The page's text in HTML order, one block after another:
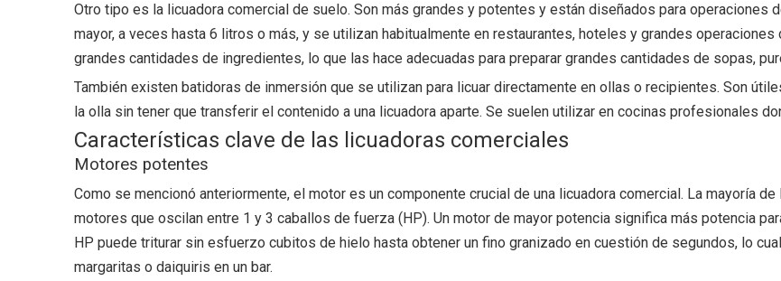
Otro tipo es la licuadora comercial de suelo. Son más grandes y potentes y están diseñados para operaciones
mayor, a veces hasta 6 litros o más, y se utilizan habitualmente en restaurantes, hoteles y grandes
grandes cantidades de ingredientes, lo que las hace adecuadas para preparar grandes cantidades de sopas,
También existen batidoras de inmersión que se utilizan para licuar directamente en ollas o recipientes. Son
la olla sin tener que transferir el contenido a una licuadora aparte. Se suelen utilizar en cocinas profesionales
Características clave de las licuadoras comerciales
Motores potentes
Como se mencionó anteriormente, el motor es un componente crucial de una licuadora comercial. La mayoría
motores que oscilan entre 1 y 3 caballos de fuerza (HP). Un motor de mayor potencia significa más potencia
HP puede triturar sin esfuerzo cubitos de hielo hasta obtener un fino granizado en cuestión de segundos, lo
margaritas o daiquiris en un bar.